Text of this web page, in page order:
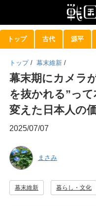
トップ 古代 源平
トップ / 幕末維新 /
幕末期にカメラ
を抜かれる”っ
変えた日本人の
2025/07/07
まさみ
幕末維新 暮らし・文化